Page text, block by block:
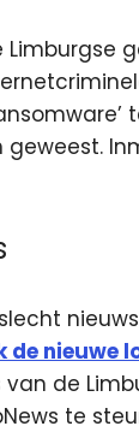
nieuwe
de
te